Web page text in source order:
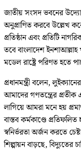
জাতীয় সংসদ ভবনের
অনুপ্রাণিত করবে উল্লেখ করে
প্রতিষ্ঠান এবং প্রতিটি
তবে বাংলাদেশ
মডেল রাষ্ট্রে পরিণত হতে
প্রধানমন্ত্রী বলেন,
আমাদের গণতন্ত্রের
লাগিয়ে আমরা মনে হয়
বাস্তব কর্মকাণ্ডে
স্বনির্ভরতা অর্জন করতে
শিল্পায়ন বাড়ছে, বিদ্যুতের